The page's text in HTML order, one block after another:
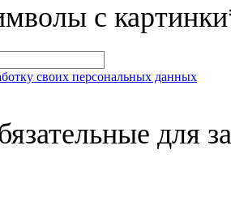
с картинки
своих персональных данных
для